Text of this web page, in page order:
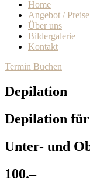
Home
Angebot / Preise
Über uns
Bildergalerie
Kontakt
Termin Buchen
Depilation
Depilation
Unter- und
100.–